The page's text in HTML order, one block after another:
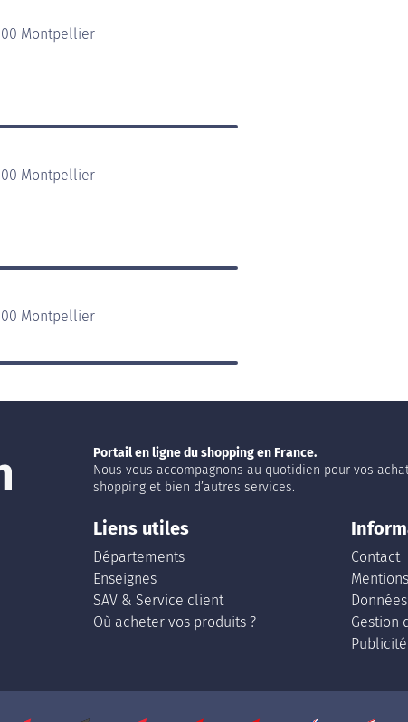
Montpellier
Montpellier
Montpellier
Portail en ligne du shopping en France.
Nous vous accompagnons au quotidien pour vos
shopping et bien d’autres services.
Liens utiles
Départements
Enseignes
SAV & Service client
Où acheter vos produits ?
Contact
Gestion
Publicité